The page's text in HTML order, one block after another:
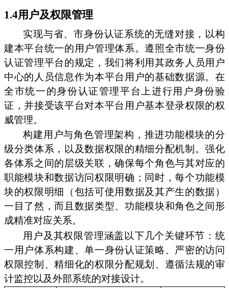
1.4用户及权限管理
实现与省、市身份认证系统的无缝对接，以构
建本平台统一的用户管理体系。遵照全市统一身份
认证管理平台的规定，我们将利用其政务人员用户
中心的人员信息作为本平台用户的基础数据源。在
全市统一的身份认证管理平台上进行用户身份验
证，并接受该平台对本平台用户基本登录权限的权
威管理。
构建用户与角色管理架构，推进功能模块的分
级分类体系，以及数据权限的精细分配机制。强化
各体系之间的层级关联，确保每个角色与其对应的
职能模块和数据访问权限明确；同时，每个功能模
块的权限明细（包括可使用数据及其产生的数据）
一目了然，而且数据类型、功能模块和角色之间形
成精准对应关系。
用户及其权限管理涵盖以下几个关键环节：统
一用户体系构建、单一身份认证策略、严密的访问
权限控制、精细化的权限分配规划、遵循法规的审
计监控以及外部系统的对接设计。